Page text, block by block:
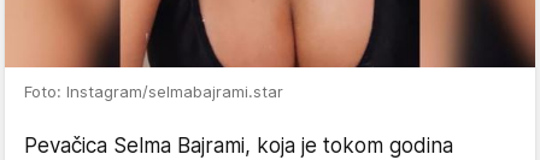
Foto: Instagram/selmabajrami.star
Pevačica Selma Bajrami, koja je tokom godina